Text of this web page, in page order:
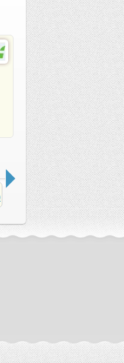
11-08
до 20
Ср
12-08
c 8
до 20
Чт
13-08
c 8
до 20
Пт
14-08
c 8
до